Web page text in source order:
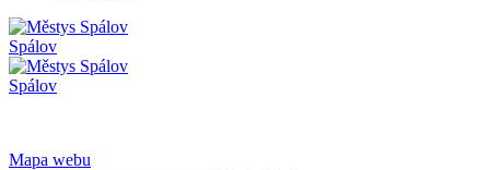
Spálov
Spálov
Mapa webu